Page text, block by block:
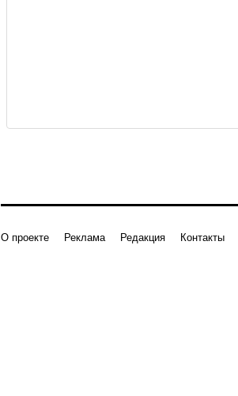
О проекте Реклама Редакция Контакты